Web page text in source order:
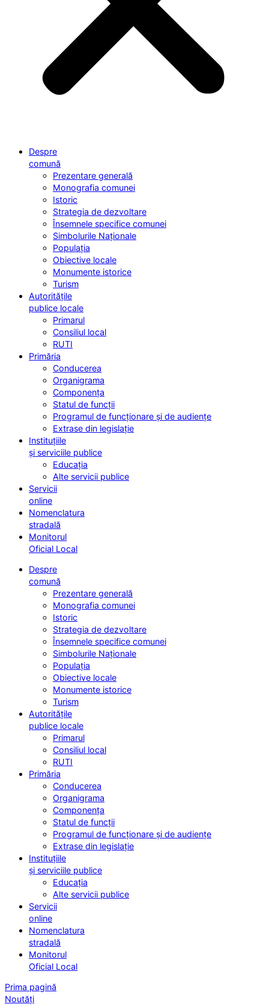
Despre
comună
Prezentare generală
Monografia comunei
Istoric
Strategia de dezvoltare
Însemnele specifice comunei
Simbolurile Naționale
Populația
Obiective locale
Monumente istorice
Turism
Autoritățile
publice locale
Primarul
Consiliul local
RUTI
Primăria
Conducerea
Organigrama
Componența
Statul de funcții
Programul de funcționare și de audiențe
Extrase din legislație
Instituțiile
și serviciile publice
Educația
Alte servicii publice
Servicii
online
Nomenclatura
stradală
Monitorul
Oficial Local
Despre
comună
Prezentare generală
Monografia comunei
Istoric
Strategia de dezvoltare
Însemnele specifice comunei
Simbolurile Naționale
Populația
Obiective locale
Monumente istorice
Turism
Autoritățile
publice locale
Primarul
Consiliul local
RUTI
Primăria
Conducerea
Organigrama
Componența
Statul de funcții
Programul de funcționare și de audiențe
Extrase din legislație
Instituțiile
și serviciile publice
Educația
Alte servicii publice
Servicii
online
Nomenclatura
stradală
Monitorul
Oficial Local
Prima pagină
Noutăți